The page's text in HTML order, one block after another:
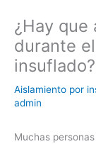
¿Hay que
durante
insuflado?
Aislamiento por
admin
Muchas